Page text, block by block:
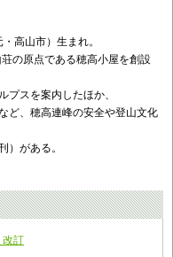
高山市）生まれ。
の原点である穂高小屋を創設
プスを案内したほか、
ど、穂高連峰の安全や登山文化
）がある。
改訂